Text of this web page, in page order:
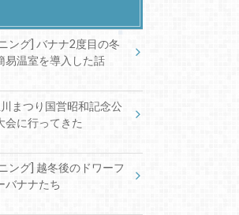
ング] バナナ2度目の冬
易温室を導入した話
まつり国営昭和記念公
会に行ってきた
ング] 越冬後のドワーフ
バナナたち